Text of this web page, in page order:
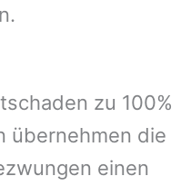
zu 100%
übernehmen die
einen